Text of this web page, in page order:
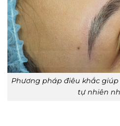
Phương pháp điêu khắc
tự nhiên